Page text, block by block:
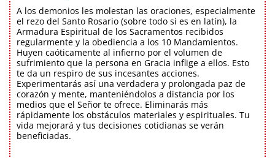
A los demonios les molestan las oraciones, especialmente
el rezo del Santo Rosario (sobre todo si es en latín), la
Armadura Espiritual de los Sacramentos recibidos
regularmente y la obediencia a los 10 Mandamientos.
Huyen caóticamente al infierno por el volumen de
sufrimiento que la persona en Gracia inflige a ellos. Esto
te da un respiro de sus incesantes acciones.
Experimentarás así una verdadera y prolongada paz de
corazón y mente, manteniéndolos a distancia por los
medios que el Señor te ofrece. Eliminarás más
rápidamente los obstáculos materiales y espirituales. Tu
vida mejorará y tus decisiones cotidianas se verán
beneficiadas.